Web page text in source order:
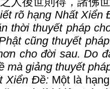
rõ hạng Nhất Xiển
thời thuyết pháp
cũng thuyết
cho đời sau. Do
mà giảng thuyết
Xiển Đề: Một là